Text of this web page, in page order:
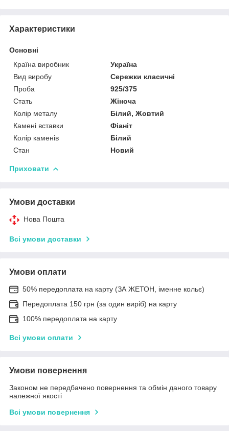
Характеристики
Основні
Країна виробник
Україна
Вид виробу
Сережки класичні
Проба
925/375
Стать
Жіноча
Колір металу
Білий, Жовтий
Камені вставки
Фіаніт
Колір каменів
Білий
Стан
Новий
Приховати
Умови доставки
Нова Пошта
Всі умови доставки
Умови оплати
50% передоплата на карту (ЗА ЖЕТОН, іменне кольє)
Передоплата 150 грн (за один виріб) на карту
100% передоплата на карту
Всі умови оплати
Умови повернення
Законом не передбачено повернення та обмін даного товару
належної якості
Всі умови повернення